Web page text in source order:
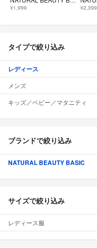
¥1,999 ¥2,399
タイプで絞り込み
レディース
メンズ
キッズ／ベビー／マタニティ
ブランドで絞り込み
NATURAL BEAUTY BASIC
サイズで絞り込み
レディース服